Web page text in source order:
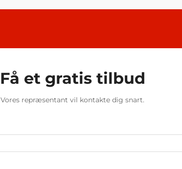
Få et gratis tilbud
Vores repræsentant vil kontakte dig snart.